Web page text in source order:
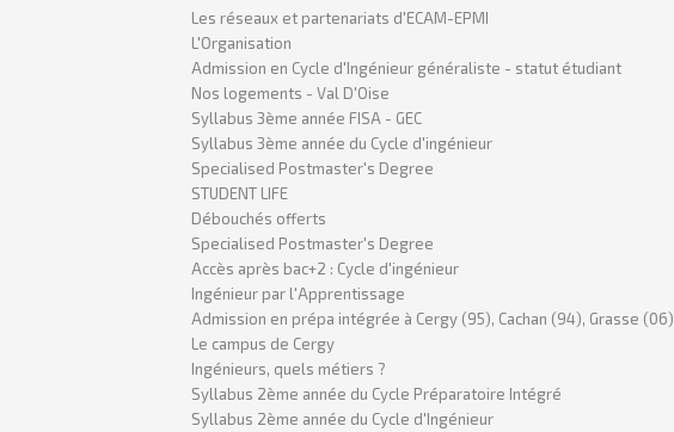
Les réseaux et partenariats d'ECAM-EPMI
L'Organisation
Admission en Cycle d'Ingénieur généraliste - statut étudiant
Nos logements - Val D'Oise
Syllabus 3ème année FISA - GEC
Syllabus 3ème année du Cycle d'ingénieur
Specialised Postmaster's Degree
STUDENT LIFE
Débouchés offerts
Specialised Postmaster's Degree
Accès après bac+2 : Cycle d'ingénieur
Ingénieur par l'Apprentissage
Admission en prépa intégrée à Cergy (95), Cachan (94), Grasse (06)
Le campus de Cergy
Ingénieurs, quels métiers ?
Syllabus 2ème année du Cycle Préparatoire Intégré
Syllabus 2ème année du Cycle d'Ingénieur